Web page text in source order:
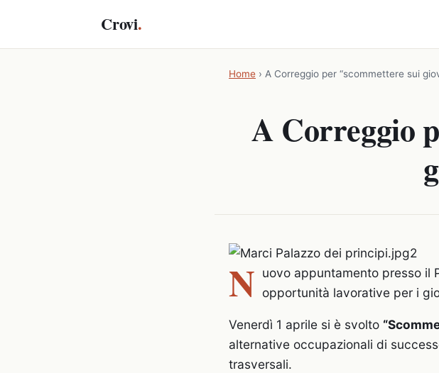
Crovi.
Home › A Correggio per “scommettere sui
A Correggio
N uovo appuntamento presso il
opportunità lavorative per i
Venerdì 1 aprile si è svolto
alternative occupazionali di
trasversali.